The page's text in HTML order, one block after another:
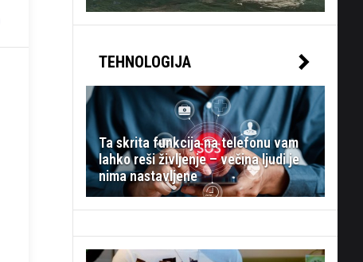
TEHNOLOGIJA
Ta skrita funkcija na telefonu vam
lahko reši življenje – večina ljudi je
nima nastavljene